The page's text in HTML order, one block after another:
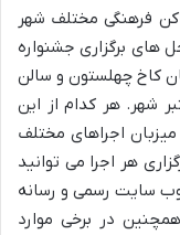
فرهنگی مختلف شهر
های برگزاری جشنواره
کاخ چهلستون و سالن
شهر. هر کدام از این
اجراهای مختلف
هر اجرا می توانید
سایت رسمی و رسانه
در برخی موارد